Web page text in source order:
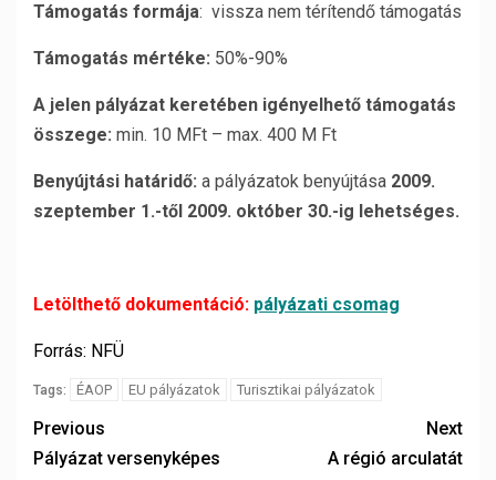
Támogatás formája: vissza nem térítendő támogatás
Támogatás mértéke: 50%-90%
A jelen pályázat keretében igényelhető támogatás
összege: min. 10 MFt – max. 400 M Ft
Benyújtási határidő: a pályázatok benyújtása 2009.
szeptember 1.-től 2009. október 30.-ig lehetséges.
Letölthető dokumentáció: pályázati csomag
Forrás: NFÜ
Tags: ÉAOP EU pályázatok Turisztikai pályázatok
Previous
Pályázat versenyképes
Next
A régió arculatát